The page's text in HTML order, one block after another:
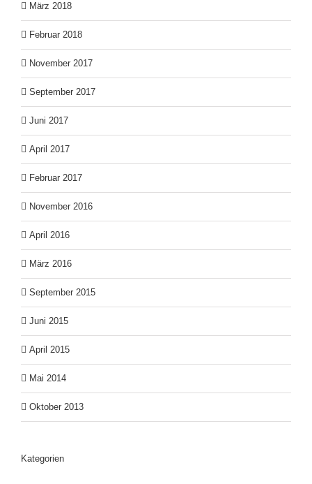
März 2018
Februar 2018
November 2017
September 2017
Juni 2017
April 2017
Februar 2017
November 2016
April 2016
März 2016
September 2015
Juni 2015
April 2015
Mai 2014
Oktober 2013
Kategorien